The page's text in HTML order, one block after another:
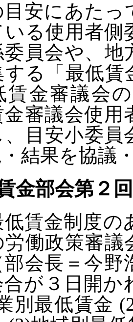
安にあたっ
る使用者側
員会や、地
る「最低賃
賃金審議会
金審議会使
、目安小委
結果を協議
金部会第２
賃金制度の
働政策審議
会長＝今野
が３日開か
別最低賃金